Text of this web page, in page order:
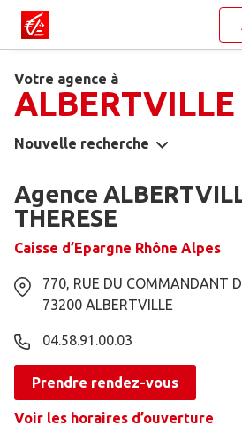
Votre agence à
ALBERTVILLE
Nouvelle recherche
Agence
THERESE
Caisse d’Epargne Rhône Alpes
770, RUE DU COMMANDANT
73200 ALBERTVILLE
04.58.91.00.03
Prendre rendez-vous
Voir les horaires d’ouverture